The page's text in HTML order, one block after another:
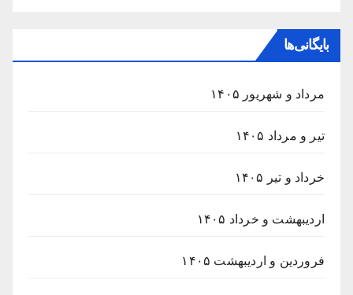
بایگانی‌ها
مرداد و شهریور ۱۴۰۵
تیر و مرداد ۱۴۰۵
خرداد و تیر ۱۴۰۵
اردیبهشت و خرداد ۱۴۰۵
فروردین و اردیبهشت ۱۴۰۵